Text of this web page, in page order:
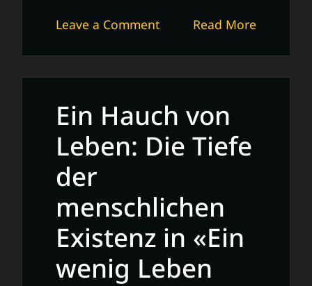
Read More
Leave a Commenton
fesselnde
Buchempfehlungen
jeden
Lesegeschmack
Ein Hauch von
Leben: Die Tiefe
der
menschlichen
Existenz in «Ein
wenig Leben